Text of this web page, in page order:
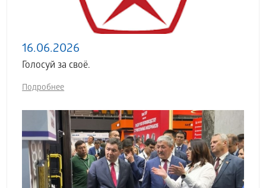
16.06.2026
Голосуй за своё.
Подробнее